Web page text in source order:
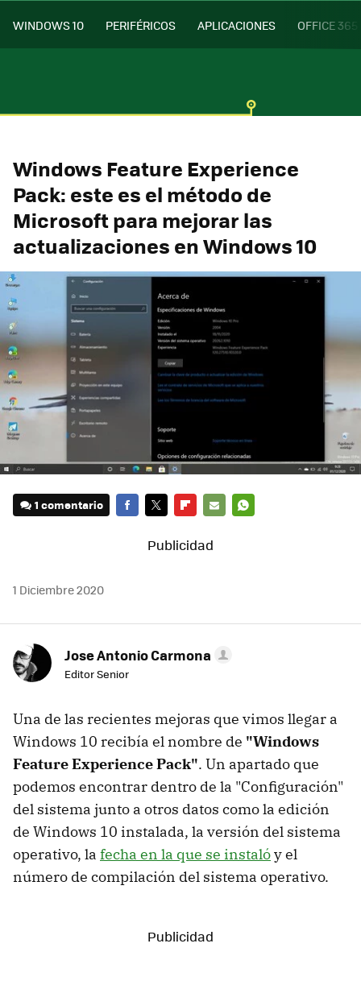
WINDOWS 10 PERIFÉRICOS APLICACIONES OFFICE 365
Windows Feature Experience
Pack: este es el método de
Microsoft para mejorar las
actualizaciones en Windows 10
1 comentario
MAIL
1 Diciembre 2020
Jose Antonio Carmona
Editor Senior
Una de las recientes mejoras que vimos llegar a
Windows 10 recibía el nombre de "Windows
Feature Experience Pack". Un apartado que
podemos encontrar dentro de la "Configuración"
del sistema junto a otros datos como la edición
de Windows 10 instalada, la versión del sistema
operativo, la fecha en la que se instalóy el
número de compilación del sistema operativo.